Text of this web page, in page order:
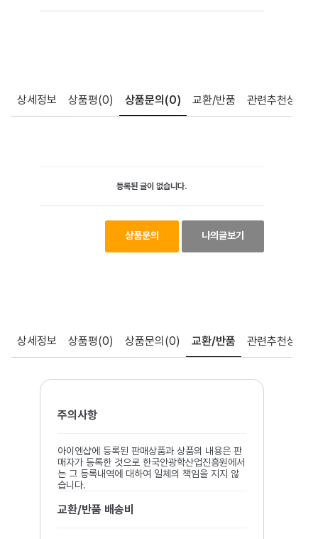
상세정보 상품평(0) 상품문의 (0) 교환/반품 관련추천상품
등록된 글이 없습니다.
상품문의 나의글보기
상세정보 상품평(0) 상품문의 (0) 교환/반품 관련추천상품
주의사항
아이엔샵에 등록된 판매상품과 상품의 내용은 판
매자가 등록한 것으로 한국안광학산업진흥원에서
는 그 등록내역에 대하여 일체의 책임을 지지 않
습니다.
교환/반품 배송비